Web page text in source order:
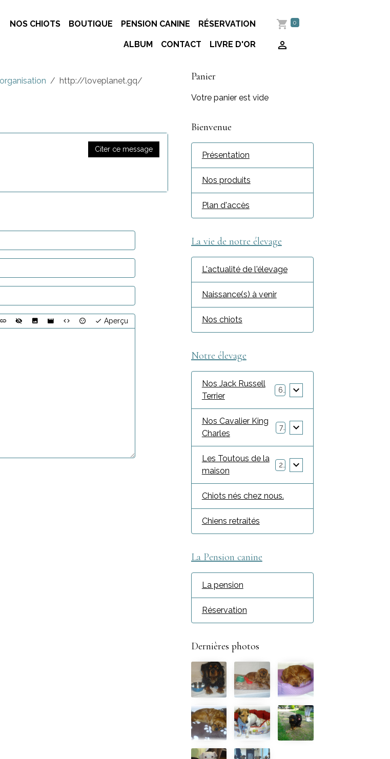
NOS CHIOTS BOUTIQUE PENSION CANINE RÉSERVATION
ALBUM CONTACT LIVRE D'OR
0
http://loveplanet.gq/
Citer ce message
Aperçu
Panier
Votre panier est vide
Bienvenue
Présentation
Nos produits
Plan d'accès
La vie de notre élevage
L'actualité de l'élevage
Naissance(s) à venir
Nos chiots
Notre élevage
Nos Jack Russell
Terrier
Nos Cavalier King
Charles
7
Les Toutous de la
maison
Chiots nés chez nous.
Chiens retraités
La Pension canine
La pension
Réservation
Dernières photos